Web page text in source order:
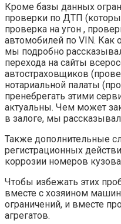
Кроме базы данных
проверки по ДТП
проверка на угон ,
автомобилей по VIN. Как
мы подробно
перехода на сайты
автостраховщиков
нотариальной палаты
пренебрегать этими
актуальны. Чем может
в залоге, мы
Также дополнительные
регистрационных
коррозии номеров
Чтобы избежать этих
вместе с хозяином
ограничений, и вместе
агрегатов.